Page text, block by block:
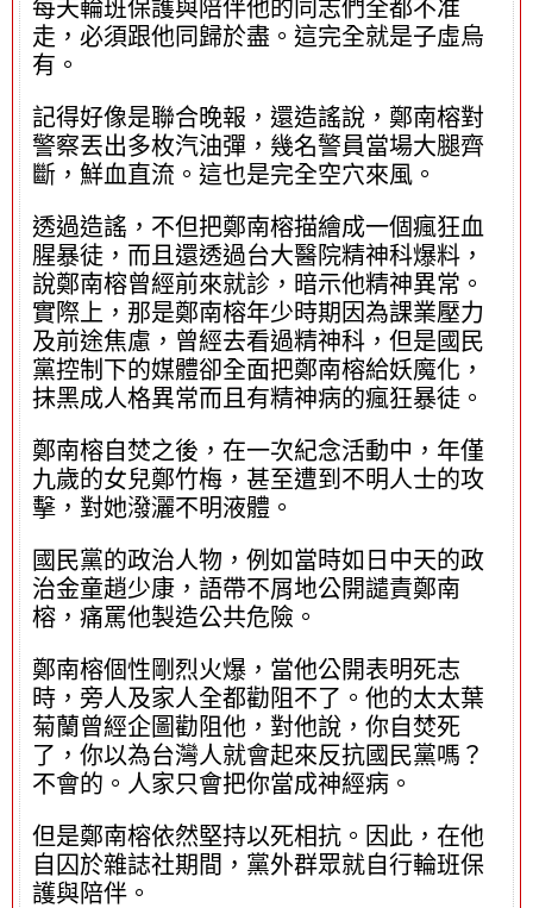
每天輪班保護與陪伴他的同志們全都不准
走，必須跟他同歸於盡。這完全就是子虛烏
有。
記得好像是聯合晚報，還造謠說，鄭南榕對
警察丟出多枚汽油彈，幾名警員當場大腿齊
斷，鮮血直流。這也是完全空穴來風。
透過造謠，不但把鄭南榕描繪成一個瘋狂血
腥暴徒，而且還透過台大醫院精神科爆料，
說鄭南榕曾經前來就診，暗示他精神異常。
實際上，那是鄭南榕年少時期因為課業壓力
及前途焦慮，曾經去看過精神科，但是國民
黨控制下的媒體卻全面把鄭南榕給妖魔化，
抹黑成人格異常而且有精神病的瘋狂暴徒。
鄭南榕自焚之後，在一次紀念活動中，年僅
九歲的女兒鄭竹梅，甚至遭到不明人士的攻
擊，對她潑灑不明液體。
國民黨的政治人物，例如當時如日中天的政
治金童趙少康，語帶不屑地公開譴責鄭南
榕，痛罵他製造公共危險。
鄭南榕個性剛烈火爆，當他公開表明死志
時，旁人及家人全都勸阻不了。他的太太葉
菊蘭曾經企圖勸阻他，對他說，你自焚死
了，你以為台灣人就會起來反抗國民黨嗎？
不會的。人家只會把你當成神經病。
但是鄭南榕依然堅持以死相抗。因此，在他
自囚於雜誌社期間，黨外群眾就自行輪班保
護與陪伴。